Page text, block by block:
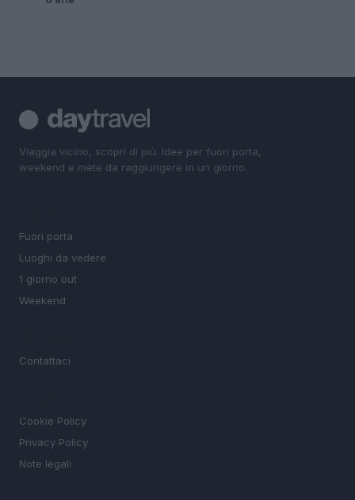
Viaggia vicino, scopri di più. Idee per fuori porta,
weekend e mete da raggiungere in un giorno.
Fuori porta
Luoghi da vedere
1 giorno out
Weekend
Contattaci
Cookie Policy
Privacy Policy
Note legali